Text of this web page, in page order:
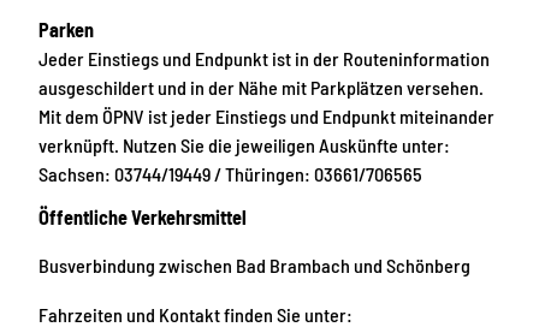
Parken
Jeder Einstiegs und Endpunkt ist in der Routeninformation
ausgeschildert und in der Nähe mit Parkplätzen versehen.
Mit dem ÖPNV ist jeder Einstiegs und Endpunkt miteinander
verknüpft. Nutzen Sie die jeweiligen Auskünfte unter:
Sachsen: 03744/19449 / Thüringen: 03661/706565
Öffentliche Verkehrsmittel
Busverbindung zwischen Bad Brambach und Schönberg
Fahrzeiten und Kontakt finden Sie unter: